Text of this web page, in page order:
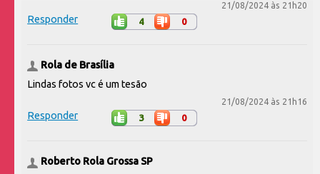
21/08/2024 às 21h20
Responder 4 0
Rola de Brasília
Lindas fotos vc é um tesão
21/08/2024 às 21h16
Responder 3 0
Roberto Rola Grossa SP